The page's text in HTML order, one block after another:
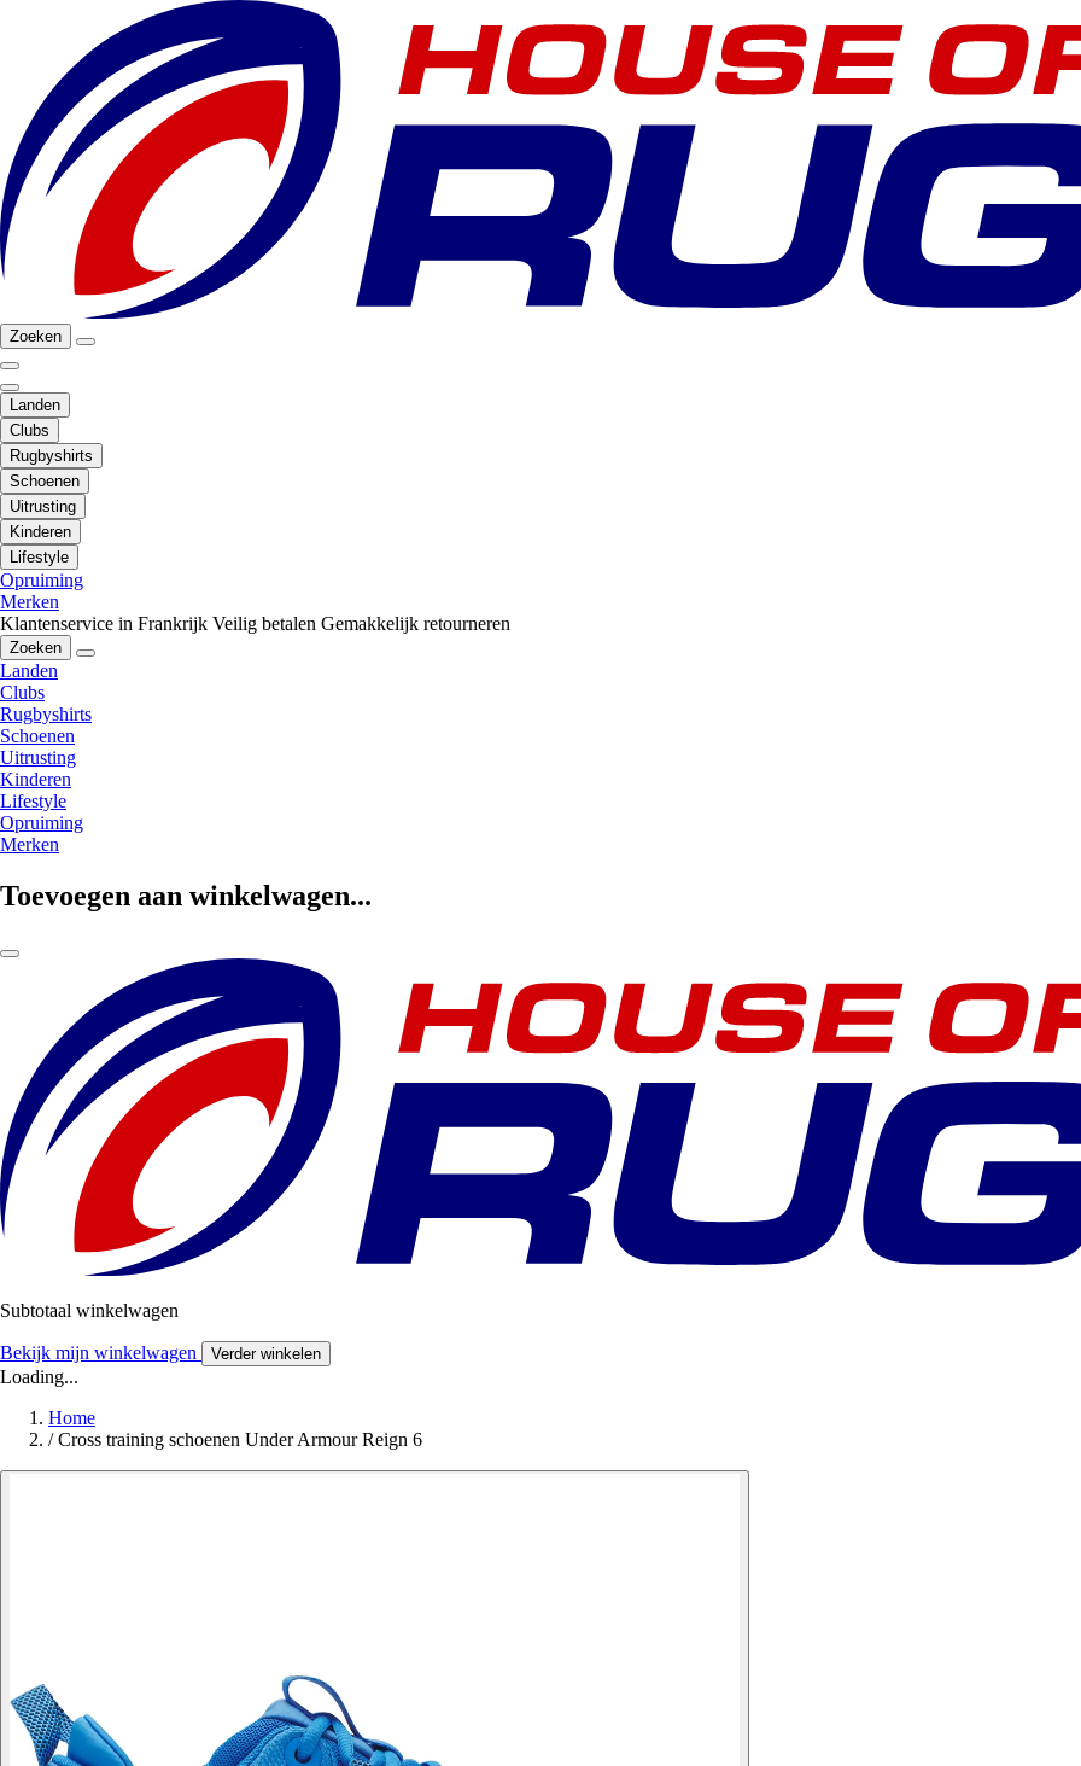
Zoeken
Landen
Clubs
Rugbyshirts
Schoenen
Uitrusting
Kinderen
Lifestyle
Opruiming
Merken
Klantenservice in Frankrijk Veilig betalen Gemakkelijk retourneren
Zoeken
Landen
Clubs
Rugbyshirts
Schoenen
Uitrusting
Kinderen
Lifestyle
Opruiming
Merken
Toevoegen aan winkelwagen...
Subtotaal winkelwagen
Bekijk mijn winkelwagen Verder winkelen
Loading...
Home
/ Cross training schoenen Under Armour Reign 6